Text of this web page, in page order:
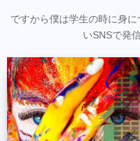
ですから僕は学生の時に身
いSNSで発